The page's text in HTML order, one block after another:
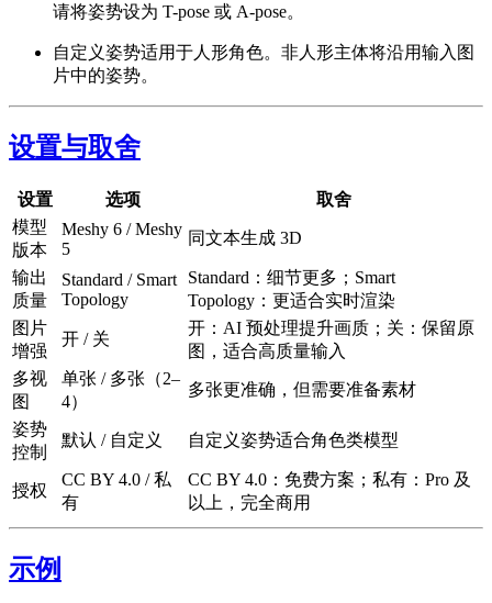
请将姿势设为 T-pose 或 A-pose。
自定义姿势适用于人形角色。非人形主体将沿用输入图
片中的姿势。
设置与取舍
设置 选项
取舍
模型
版本
Meshy 6 / Meshy
5
同文本生成 3D
输出
质量
Standard / Smart
Topology
Standard：细节更多；Smart
Topology：更适合实时渲染
图片
增强
开 / 关
开：AI 预处理提升画质；关：保留原
图，适合高质量输入
多视
图
单张 / 多张（2–
4）
多张更准确，但需要准备素材
姿势
控制
默认 / 自定义 自定义姿势适合角色类模型
授权
CC BY 4.0 / 私
有
CC BY 4.0：免费方案；私有：Pro 及
以上，完全商用
示例